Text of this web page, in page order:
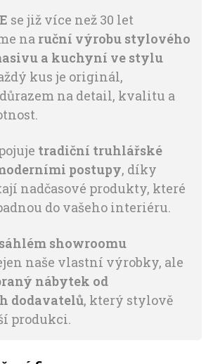
se již více než 30 let
na ruční výrobu stylového
a kuchyní ve stylu
kus je originál,
na detail, kvalitu a
tradiční truhlářské
postupy, díky
nadčasové produkty, které
do vašeho interiéru.
showroomu
naše vlastní výrobky, ale
nábytek od
dodavatelů, který stylově
produkci.